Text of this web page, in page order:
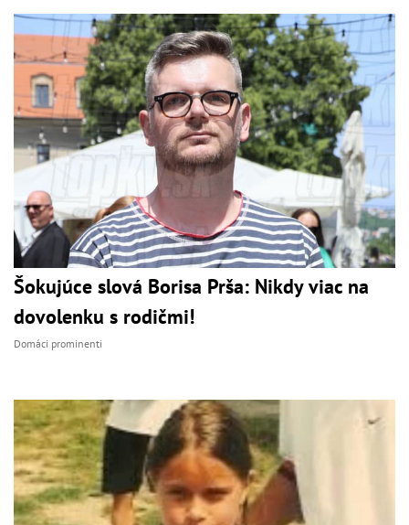
Šokujúce slová Borisa Prša: Nikdy viac na
dovolenku s rodičmi!
Domáci prominenti